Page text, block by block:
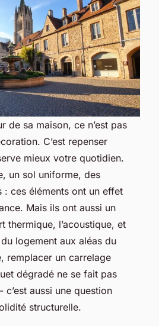
de sa maison, ce n’est pas
C’est repenser
mieux votre quotidien.
un sol uniforme, des
: ces éléments ont un effet
Mais ils ont aussi un
thermique, l’acoustique, et
logement aux aléas du
remplacer un carrelage
dégradé ne se fait pas
c’est aussi une question
structurelle.